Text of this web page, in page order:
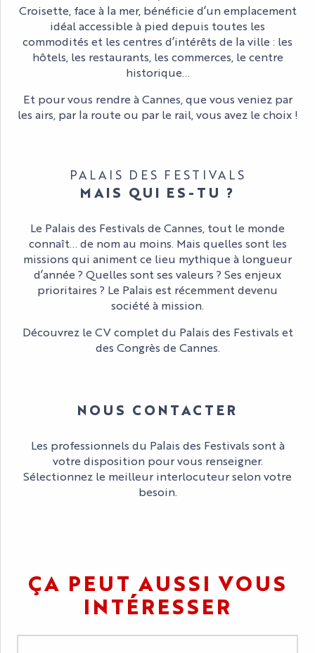
Croisette, face à la mer, bénéficie d’un emplacement
idéal accessible à pied depuis toutes les
commodités et les centres d’intérêts de la ville : les
hôtels, les restaurants, les commerces, le centre
historique…
Et pour vous rendre à Cannes, que vous veniez par
les airs, par la route ou par le rail, vous avez le choix !
PALAIS DES FESTIVALS
MAIS QUI ES-TU ?
Le Palais des Festivals de Cannes, tout le monde
connaît… de nom au moins. Mais quelles sont les
missions qui animent ce lieu mythique à longueur
d’année ? Quelles sont ses valeurs ? Ses enjeux
prioritaires ? Le Palais est récemment devenu
société à mission.
Découvrez le CV complet du Palais des Festivals et
des Congrès de Cannes.
NOUS CONTACTER
Les professionnels du Palais des Festivals sont à
votre disposition pour vous renseigner.
Sélectionnez le meilleur interlocuteur selon votre
besoin.
ÇA PEUT AUSSI VOUS
INTÉRESSER